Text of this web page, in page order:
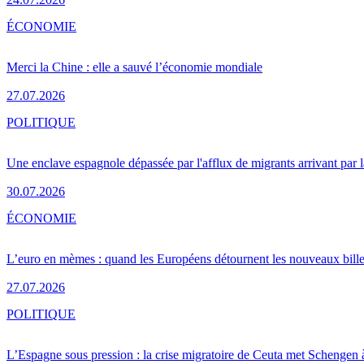
Merci la Chine : elle a sauvé l’économie mondiale
27.07.2026
ÉCONOMIE
Une enclave espagnole dépassée par l'afflux de migrants arrivant par
30.07.2026
POLITIQUE
L’euro en mèmes : quand les Européens détournent les nouveaux
27.07.2026
ÉCONOMIE
L’Espagne sous pression : la crise migratoire de Ceuta met Schengen
POLITIQUE